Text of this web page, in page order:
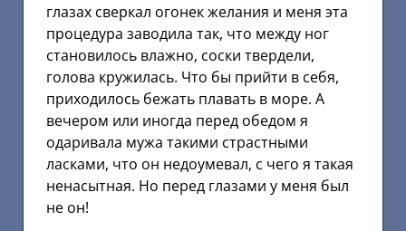
глазах сверкал огонек желания и меня эта
процедура заводила так, что между ног
становилось влажно, соски твердели,
голова кружилась. Что бы прийти в себя,
приходилось бежать плавать в море. А
вечером или иногда перед обедом я
одаривала мужа такими страстными
ласками, что он недоумевал, с чего я такая
ненасытная. Но перед глазами у меня был
не он!